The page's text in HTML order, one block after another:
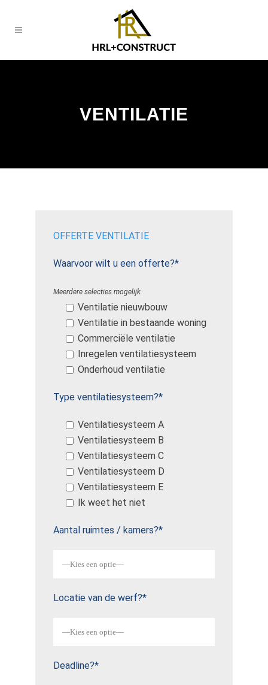
VENTILATIE
OFFERTE VENTILATIE
Waarvoor wilt u een offerte?*
Meerdere selecties mogelijk.
Ventilatie nieuwbouw
Ventilatie in bestaande woning
Commerciële ventilatie
Inregelen ventilatiesysteem
Onderhoud ventilatie
Type ventilatiesysteem?*
Ventilatiesysteem A
Ventilatiesysteem B
Ventilatiesysteem C
Ventilatiesysteem D
Ventilatiesysteem E
Ik weet het niet
Aantal ruimtes / kamers?*
Locatie van de werf?*
Deadline?*